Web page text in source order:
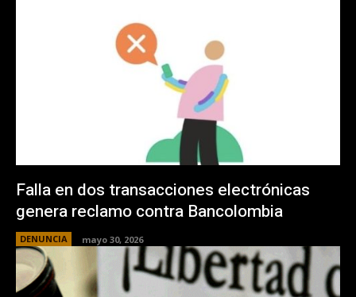
Falla en dos transacciones electrónicas
genera reclamo contra Bancolombia
DENUNCIA mayo 30, 2026